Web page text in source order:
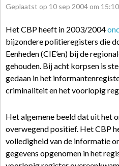
Geplaatst op 10 sep 2004 om 15:10
Het CBP heeft in 2003/2004
bijzondere politieregisters die
Eenheden (CIE’en) bij de
gehouden. Bij acht korpsen is
gedaan in het
criminaliteit en het voorlopig
Het algemene beeld dat uit het
overwegend positief. Het CBP
volledigheid van de informatie
gegevens opgenomen in het